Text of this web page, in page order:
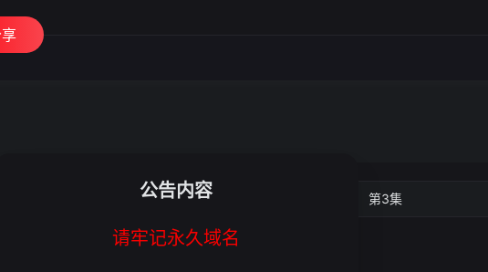
第2集 第3集
公告内容
请牢记永久域名